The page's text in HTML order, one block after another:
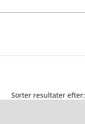
Sorter resultater efter: